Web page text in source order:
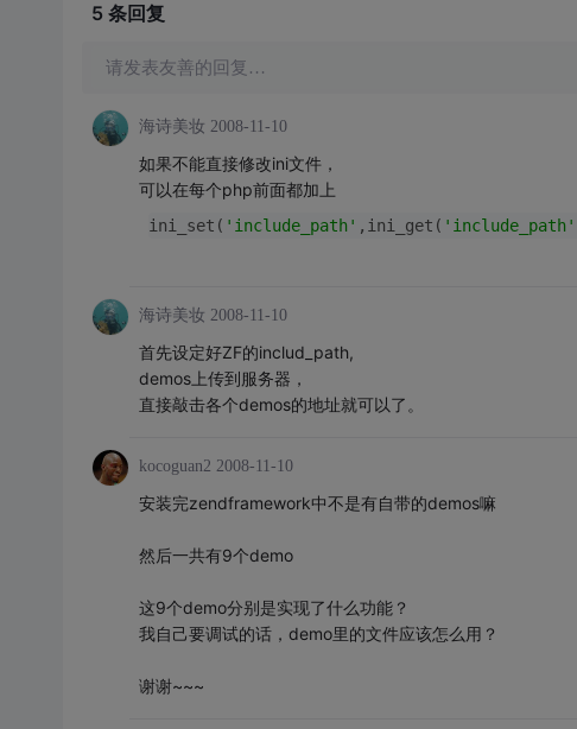
5 条回复
请发表友善的回复…
海诗美妆 2008-11-10
如果不能直接修改ini文件，
可以在每个php前面都加上
ini_set( 'include_path' ,ini_get( 'include_path'
海诗美妆 2008-11-10
首先设定好ZF的includ_path,
demos上传到服务器，
直接敲击各个demos的地址就可以了。
kocoguan2 2008-11-10
安装完zendframework中不是有自带的demos嘛
然后一共有9个demo
这9个demo分别是实现了什么功能？
我自己要调试的话，demo里的文件应该怎么用？
谢谢~~~